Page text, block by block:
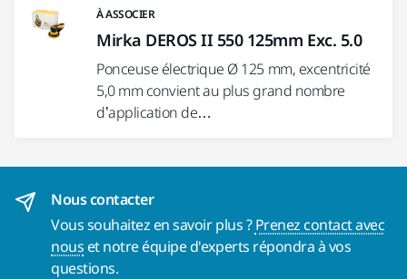
À ASSOCIER
Mirka DEROS II 550 125mm Exc. 5.0
Ponceuse électrique Ø 125 mm, excentricité
5,0 mm convient au plus grand nombre
d’application de…
Nous contacter
Vous souhaitez en savoir plus ?Prenez contact avec
nous et notre équipe d'experts répondra à vos
questions.